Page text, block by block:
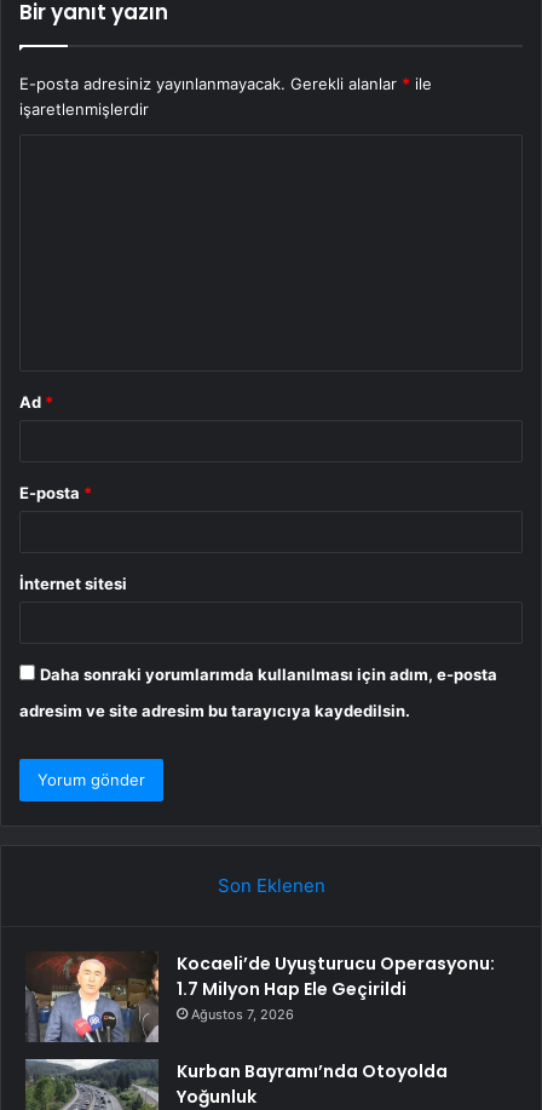
Bir yanıt yazın
E-posta adresiniz yayınlanmayacak. Gerekli alanlar * ile
işaretlenmişlerdir
Ad *
E-posta *
İnternet sitesi
Daha sonraki yorumlarımda kullanılması için adım, e-posta
adresim ve site adresim bu tarayıcıya kaydedilsin.
Son Eklenen
Kocaeli’de Uyuşturucu Operasyonu:
1.7 Milyon Hap Ele Geçirildi
Ağustos 7, 2026
Kurban Bayramı’nda Otoyolda
Yoğunluk